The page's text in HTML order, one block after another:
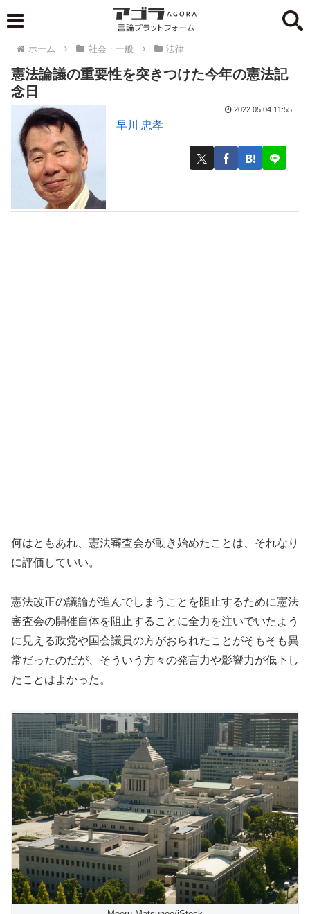
ホーム 社会・一般 法律
憲法論議の重要性を突きつけた今年の憲法記
念日
早川 忠孝
2022.05.04 11:55
何はともあれ、憲法審査会が動き始めたことは、それなり
に評価していい。
憲法改正の議論が進んでしまうことを阻止するために憲法
審査会の開催自体を阻止することに全力を注いでいたよう
に見える政党や国会議員の方がおられたことがそもそも異
常だったのだが、そういう方々の発言力や影響力が低下し
たことはよかった。